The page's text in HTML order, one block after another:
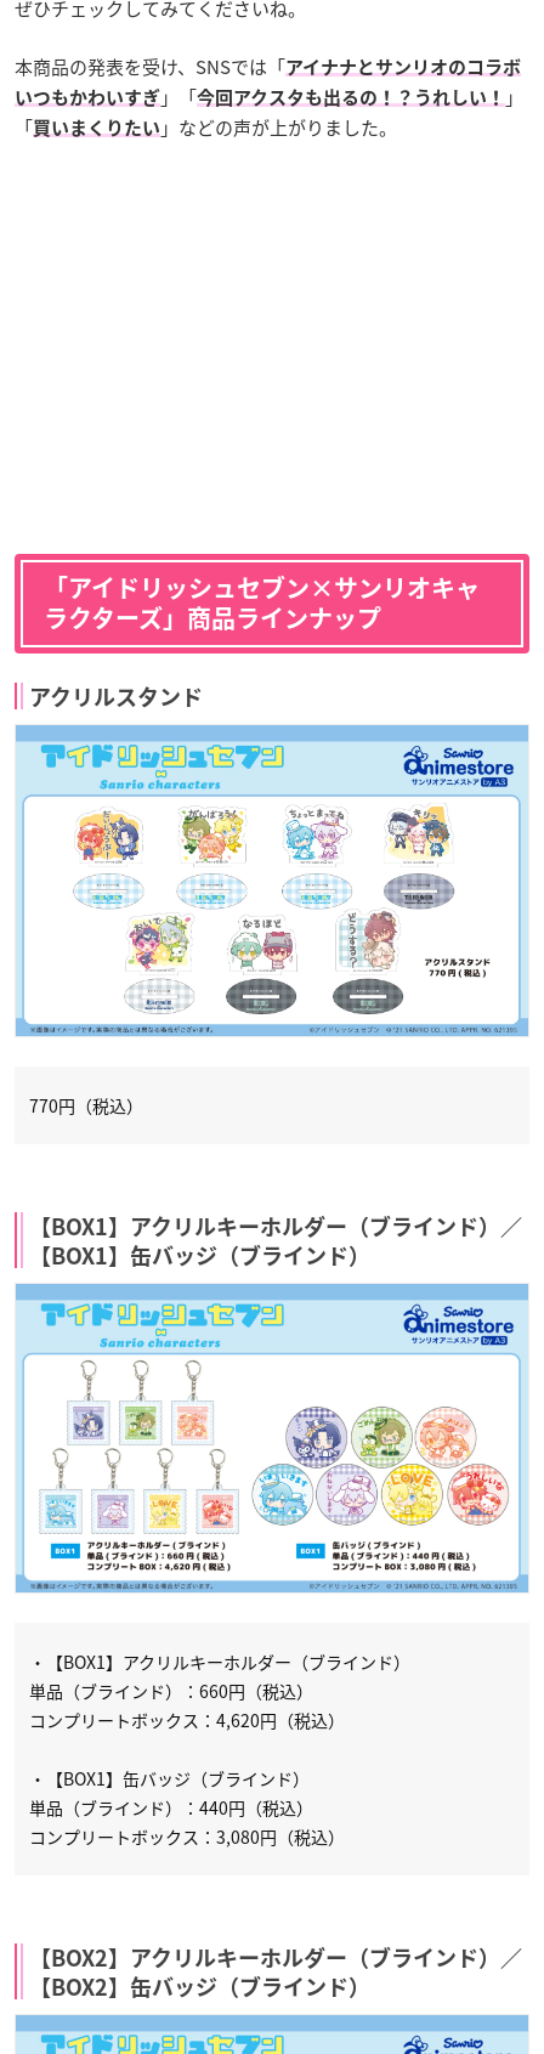
ぜひチェックしてみてくださいね。
本商品の発表を受け、SNSでは「アイナナとサンリオのコラボ
いつもかわいすぎ 」「今回アクスタも出るの！？うれしい！
」
「買いまくりたい 」などの声が上がりました。
「アイドリッシュセブン×サンリオキャ
ラクターズ」商品ラインナップ
アクリルスタンド
770円（税込）
【BOX1】アクリルキーホルダー（ブラインド）／
【BOX1】缶バッジ（ブラインド）
・【BOX1】アクリルキーホルダー（ブラインド）
単品（ブラインド）：660円（税込）
コンプリートボックス：4,620円（税込）
・【BOX1】缶バッジ（ブラインド）
単品（ブラインド）：440円（税込）
コンプリートボックス：3,080円（税込）
【BOX2】アクリルキーホルダー（ブラインド）／
【BOX2】缶バッジ（ブラインド）